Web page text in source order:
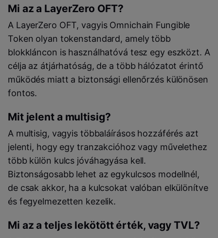
Mi az a LayerZero OFT?
A LayerZero OFT, vagyis Omnichain Fungible
Token olyan tokenstandard, amely több
blokkláncon is használhatóvá tesz egy eszközt. A
célja az átjárhatóság, de a több hálózatot érintő
működés miatt a biztonsági ellenőrzés különösen
fontos.
Mit jelent a multisig?
A multisig, vagyis többaláírásos hozzáférés azt
jelenti, hogy egy tranzakcióhoz vagy művelethez
több külön kulcs jóváhagyása kell.
Biztonságosabb lehet az egykulcsos modellnél,
de csak akkor, ha a kulcsokat valóban elkülönítve
és fegyelmezetten kezelik.
Mi az a teljes lekötött érték, vagy TVL?